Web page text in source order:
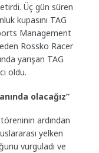
Üç gün süren
kupasını TAG
Management
Rossko Racer
yarışan TAG
oldu.
olacağız”
ardından
yelken
vurguladı ve